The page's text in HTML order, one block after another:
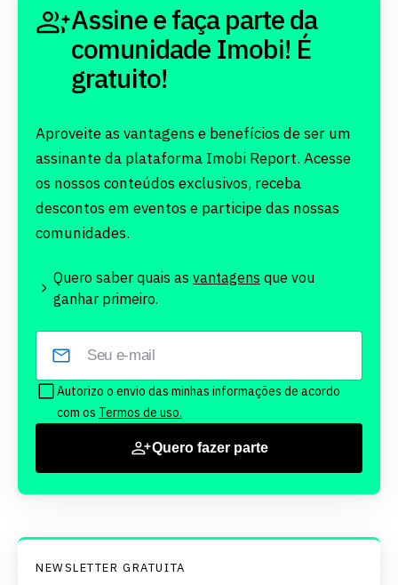
Assine e faça parte da
comunidade Imobi! É
gratuito!
Aproveite as vantagens e benefícios de ser um
assinante da plataforma Imobi Report. Acesse
os nossos conteúdos exclusivos, receba
descontos em eventos e participe das nossas
comunidades.
Quero saber quais as vantagens que vou
ganhar primeiro.
Autorizo o envio das minhas informações de acordo
com os Termos de uso.
Quero fazer parte
NEWSLETTER GRATUITA